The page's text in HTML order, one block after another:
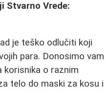
Stvarno Vrede:
je teško odlučiti koji
para. Donosimo vam
korisnika o raznim
telo do maski za kosu i